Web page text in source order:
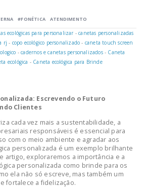
#FONÉTICA ATENDIMENTO
ecológicas para personalizar -canetas personalizadas
rj - copo ecológico personalizado - caneta touch screen
-cadernos e canetas personalizados- Caneta
ecológica - Caneta ecológica para Brinde
Escrevendo o Futuro
Clientes
cada vez mais a sustentabilidade, a
responsáveis é essencial para
com o meio ambiente e agradar aos
personalizada é um exemplo brilhante
artigo, exploraremos a importância e a
personalizada como brinde para os
ela não só escreve, mas também um
fortalece a fidelização.